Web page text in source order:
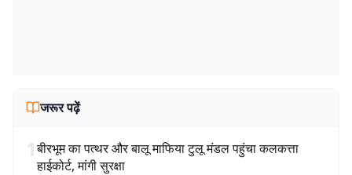
जरूर पढ़ें
1बीरभूम का पत्थर और बालू माफिया टुलू मंडल पहुंचा कलकत्ता
हाईकोर्ट, मांगी सुरक्षा